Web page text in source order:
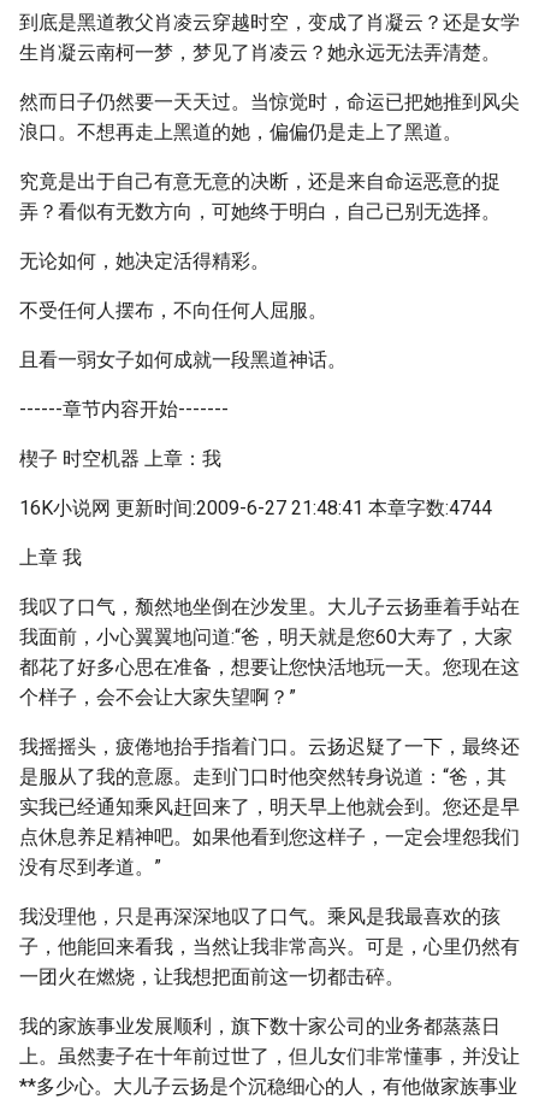
到底是黑道教父肖凌云穿越时空，变成了肖凝云？还是女学
生肖凝云南柯一梦，梦见了肖凌云？她永远无法弄清楚。
然而日子仍然要一天天过。当惊觉时，命运已把她推到风尖
浪口。不想再走上黑道的她，偏偏仍是走上了黑道。
究竟是出于自己有意无意的决断，还是来自命运恶意的捉
弄？看似有无数方向，可她终于明白，自己已别无选择。
无论如何，她决定活得精彩。
不受任何人摆布，不向任何人屈服。
且看一弱女子如何成就一段黑道神话。
------章节内容开始-------
楔子 时空机器 上章：我
16K小说网 更新时间:2009-6-27 21:48:41 本章字数:4744
上章 我
我叹了口气，颓然地坐倒在沙发里。大儿子云扬垂着手站在
我面前，小心翼翼地问道:“爸，明天就是您60大寿了，大家
都花了好多心思在准备，想要让您快活地玩一天。您现在这
个样子，会不会让大家失望啊？”
我摇摇头，疲倦地抬手指着门口。云扬迟疑了一下，最终还
是服从了我的意愿。走到门口时他突然转身说道：“爸，其
实我已经通知乘风赶回来了，明天早上他就会到。您还是早
点休息养足精神吧。如果他看到您这样子，一定会埋怨我们
没有尽到孝道。”
我没理他，只是再深深地叹了口气。乘风是我最喜欢的孩
子，他能回来看我，当然让我非常高兴。可是，心里仍然有
一团火在燃烧，让我想把面前这一切都击碎。
我的家族事业发展顺利，旗下数十家公司的业务都蒸蒸日
上。虽然妻子在十年前过世了，但儿女们非常懂事，并没让
**多少心。大儿子云扬是个沉稳细心的人，有他做家族事业